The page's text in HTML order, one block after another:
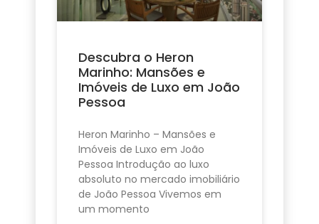
Descubra o Heron
Marinho: Mansões e
Imóveis de Luxo em João
Pessoa
Heron Marinho – Mansões e
Imóveis de Luxo em João
Pessoa Introdução ao luxo
absoluto no mercado imobiliário
de João Pessoa Vivemos em
um momento